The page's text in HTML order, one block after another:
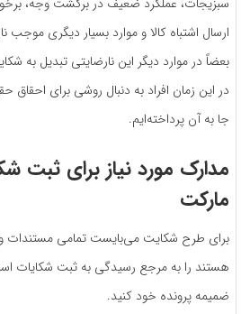
ارسال اشتباه کالا و موارد بسیار دیگری
بعضاً در موارد دیگر این نارضایتی تبدیل به
در این زمان افراد به دنبال روشی برای
جا به آن پرداخته‌ایم.
مدارک مورد نیاز برای ثبت
مارکت
برای طرح شکایت می‌بایست تمامی مستندات
هستند را به مرجع رسیدگی به ثبت شکایات
ضمیمه پرونده خود کنید.